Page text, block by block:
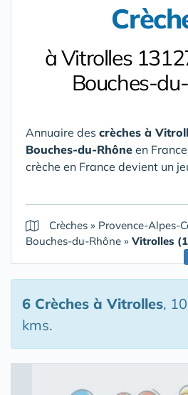
à Vitrolles
Bouches-
Annuaire des crèches à
Bouches-du-Rhône en
crèche en France devient un
Crèches » Provence-Alpes-
Bouches-du-Rhône » Vitrolles
6 Crèches à Vitrolles,
kms.